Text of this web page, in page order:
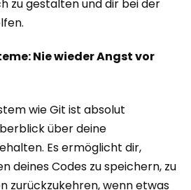
zu gestalten und dir bei der
Nie wieder Angst vor
wie Git ist absolut
über deine
Es ermöglicht dir,
deines Codes zu speichern, zu
zurückzukehren, wenn etwas